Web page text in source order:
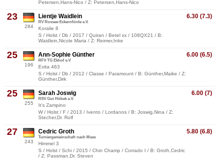
Petersen,Hans-Nico / Z: Petersen,Hans-Nico
23
284
6.30 (7.3)
Lientje Waidlein
RV Rossee-Eckernförde e.V.
Koralie 8
S / Holst / Db / 2017 / Quiran / Betel xx / 108QX21 / B:
Waidlein,Nicole Maria / Z: Reimer,Inke
25
196
6.00 (6.5)
Ann-Sophie Günther
RFV TG Ekhof e.V
Evita 463
S / Holst / Db / 2012 / Classe / Paramount / B: Günther,Maike / Z:
Günther,Dirk
25
255
6.00 (7)
Sarah Joswig
RSV Gut Höbek e.V.
It's Zampino
W / Holst / F / 2013 / Ivento / Lordanos / B: Joswig,Nina / Z:
Stecher,Dr. Rolf
27
243
5.80 (6.8)
Cedric Groth
Turniergemeinschaft nach Maas
Himmel 3
S / Holst / Schi / 2015 / Chin Champ / Corrado I / B: Groth,Cedric
/ Z: Passman,Dr. Steven